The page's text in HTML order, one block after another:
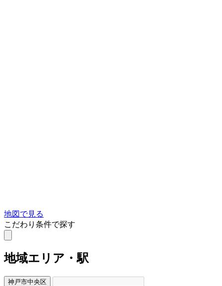
地図で見る
こだわり条件で探す
地域エリア・駅
神戸市中央区